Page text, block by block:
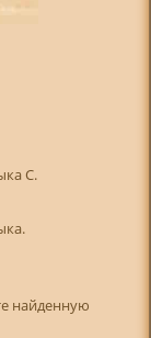
С.
найденную